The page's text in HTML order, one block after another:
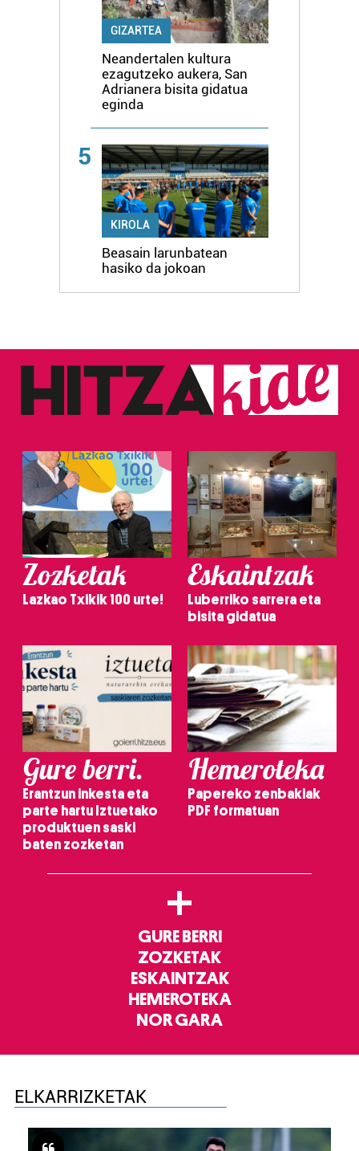
GIZARTEA
Neandertalen kultura
ezagutzeko aukera, San
Adrianera bisita gidatua
eginda
5
KIROLA
Beasain larunbatean
hasiko da jokoan
Zozketak
Lazkao Txikik 100 urte!
Eskaintzak
Luberriko sarrera eta
bisita gidatua
Gure berri.
Erantzun inkesta eta
parte hartu Iztuetako
produktuen saski
baten zozketan
Hemeroteka
Papereko zenbakiak
PDF formatuan
+
GURE BERRI
ZOZKETAK
ESKAINTZAK
HEMEROTEKA
NOR GARA
ELKARRIZKETAK